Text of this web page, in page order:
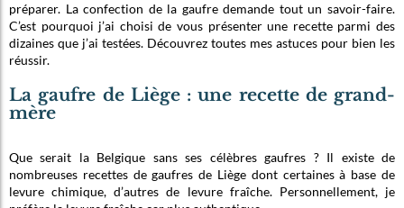
préparer. La confection de la gaufre demande tout un savoir-faire.
C’est pourquoi j’ai choisi de vous présenter une recette parmi des
dizaines que j’ai testées. Découvrez toutes mes astuces pour bien les
réussir.
La gaufre de Liège : une recette de grand-
mère
Que serait la Belgique sans ses célèbres gaufres ? Il existe de
nombreuses recettes de gaufres de Liège dont certaines à base de
levure chimique, d’autres de levure fraîche. Personnellement, je